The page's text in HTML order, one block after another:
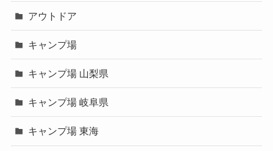
アウトドア
キャンプ場
キャンプ場 山梨県
キャンプ場 岐阜県
キャンプ場 東海